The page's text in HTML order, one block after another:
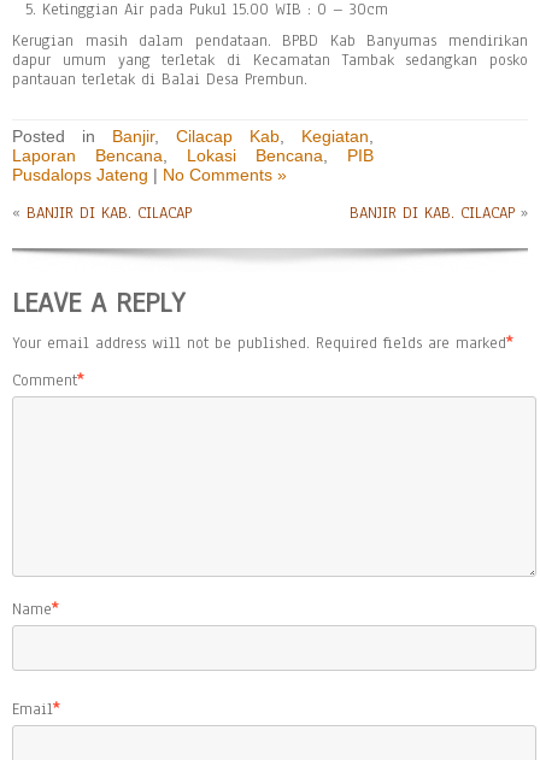
Ketinggian Air pada Pukul 15.00 WIB : 0 – 30cm
Kerugian masih dalam pendataan. BPBD Kab Banyumas mendirikan
dapur umum yang terletak di Kecamatan Tambak sedangkan posko
pantauan terletak di Balai Desa Prembun.
Posted in Banjir, Cilacap Kab, Kegiatan
Laporan Bencana
Lokasi Bencana
PIB
Pusdalops Jateng | No Comments »
« BANJIR DI KAB. CILACAP BANJIR DI KAB. CILACAP »
LEAVE A REPLY
Your email address will not be published. Required fields are marked*
Comment*
Name*
Email*